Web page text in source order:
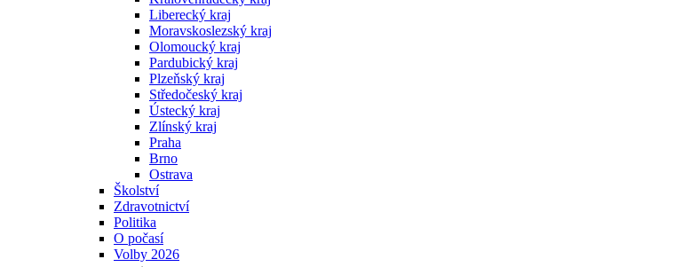
Liberecký kraj
Moravskoslezský kraj
Olomoucký kraj
Pardubický kraj
Plzeňský kraj
Středočeský kraj
Ústecký kraj
Zlínský kraj
Praha
Brno
Ostrava
Školství
Zdravotnictví
Politika
O počasí
Volby 2026